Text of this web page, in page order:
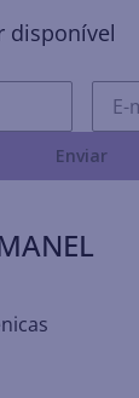
disponível
Enviar